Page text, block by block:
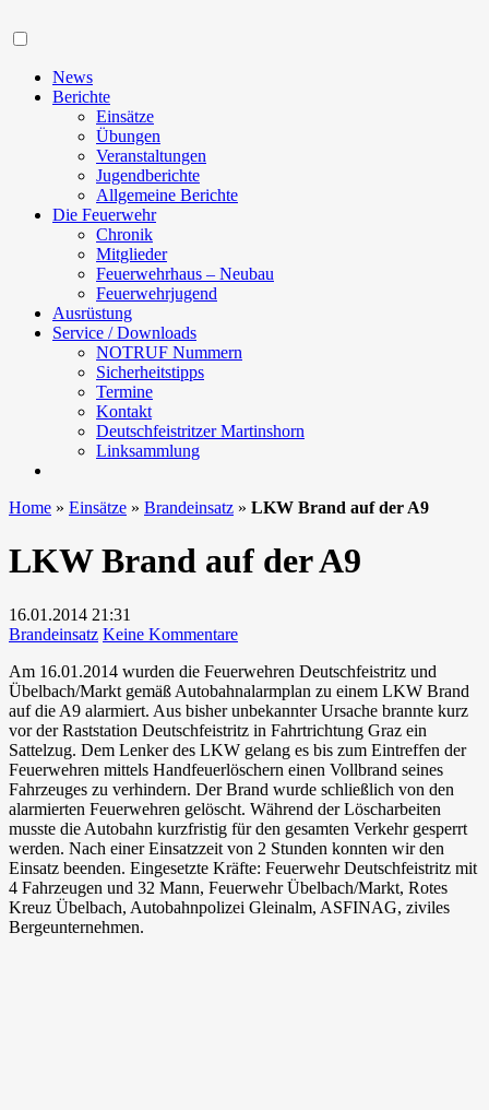
News
Berichte
Einsätze
Übungen
Veranstaltungen
Jugendberichte
Allgemeine Berichte
Die Feuerwehr
Chronik
Mitglieder
Feuerwehrhaus – Neubau
Feuerwehrjugend
Ausrüstung
Service / Downloads
NOTRUF Nummern
Sicherheitstipps
Termine
Kontakt
Deutschfeistritzer Martinshorn
Linksammlung
Home » Einsätze » Brandeinsatz » LKW Brand auf der A9
LKW Brand auf der A9
16.01.2014 21:31
Brandeinsatz Keine Kommentarezu
Brand
auf
der
A9
Am 16.01.2014 wurden die Feuerwehren Deutschfeistritz und
Übelbach/Markt gemäß Autobahnalarmplan zu einem LKW Brand
auf die A9 alarmiert. Aus bisher unbekannter Ursache brannte kurz
vor der Raststation Deutschfeistritz in Fahrtrichtung Graz ein
Sattelzug. Dem Lenker des LKW gelang es bis zum Eintreffen der
Feuerwehren mittels Handfeuerlöschern einen Vollbrand seines
Fahrzeuges zu verhindern. Der Brand wurde schließlich von den
alarmierten Feuerwehren gelöscht. Während der Löscharbeiten
musste die Autobahn kurzfristig für den gesamten Verkehr gesperrt
werden. Nach einer Einsatzzeit von 2 Stunden konnten wir den
Einsatz beenden. Eingesetzte Kräfte: Feuerwehr Deutschfeistritz mit
4 Fahrzeugen und 32 Mann, Feuerwehr Übelbach/Markt, Rotes
Kreuz Übelbach, Autobahnpolizei Gleinalm, ASFINAG, ziviles
Bergeunternehmen.